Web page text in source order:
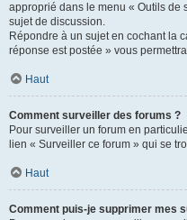
approprié dans le menu « Outils de
sujet de discussion.
Répondre à un sujet en cochant la
réponse est postée » vous
Haut
Comment surveiller des forums ?
Pour surveiller un forum en
lien « Surveiller ce forum » qui se
Haut
Comment puis-je supprimer mes